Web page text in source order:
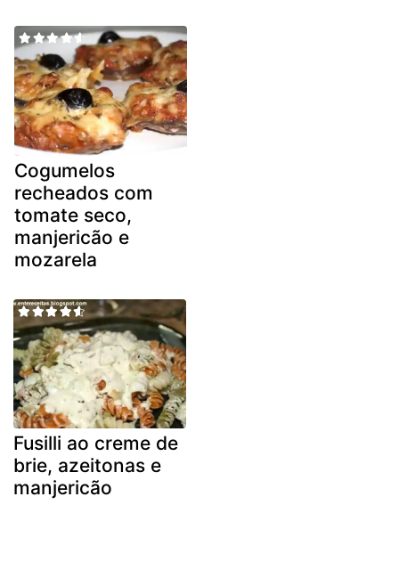
Cogumelos
recheados com
tomate seco,
manjericão e
mozarela
Fusilli ao creme de
brie, azeitonas e
manjericão